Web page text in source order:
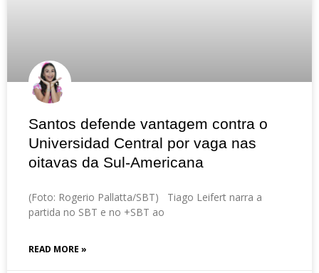
Santos defende vantagem contra o
Universidad Central por vaga nas
oitavas da Sul-Americana
(Foto: Rogerio Pallatta/SBT) Tiago Leifert narra a
partida no SBT e no +SBT ao
READ MORE »